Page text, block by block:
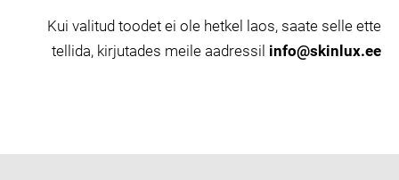
Kui valitud toodet ei ole hetkel laos, saate selle ette
tellida, kirjutades meile aadressil info@skinlux.ee